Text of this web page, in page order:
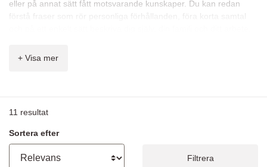
eller på annat sätt fått motsvarande kunskaper. Du kan redan
förstå fraser som rör personliga förhållanden, föra korta samtal
På kursen får du lära dig:
förstå tydligt standardspråk
samtala om familj och arbete
+ Visa mer
11 resultat
Sortera efter
Filtrera